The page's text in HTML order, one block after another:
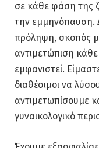
σε κάθε φάση της
την εμμηνόπαυση.
πρόληψη, σκοπός
αντιμετώπιση
εμφανιστεί.
διαθέσιμοι να
αντιμετωπίσουμε
γυναικολογικό